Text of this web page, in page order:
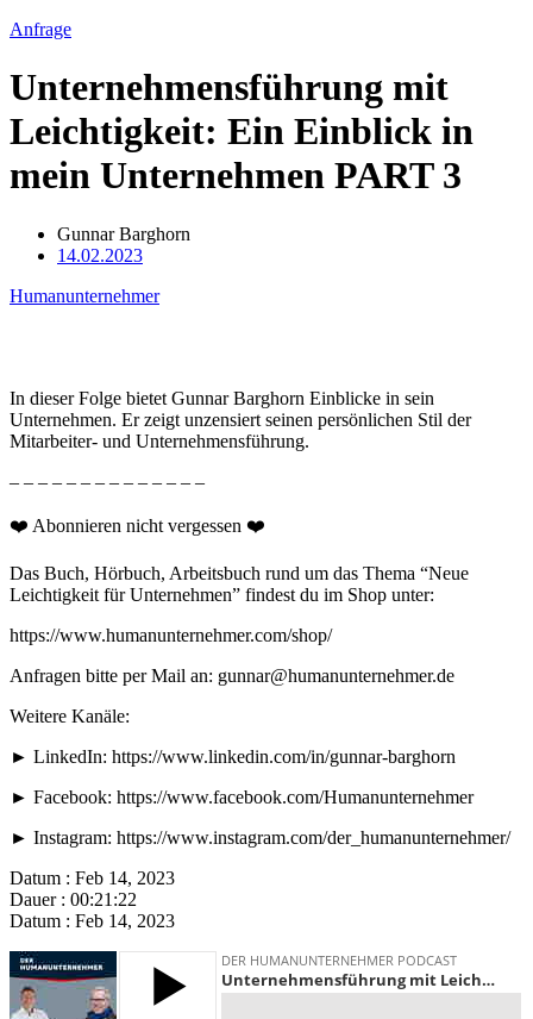
Anfrage
Unternehmensführung mit
Leichtigkeit: Ein Einblick in
mein Unternehmen PART 3
Gunnar Barghorn
14.02.2023
Humanunternehmer
In dieser Folge bietet Gunnar Barghorn Einblicke in sein
Unternehmen. Er zeigt unzensiert seinen persönlichen Stil der
Mitarbeiter- und Unternehmensführung.
– – – – – – – – – – – – – –
❤️ Abonnieren nicht vergessen ❤️
Das Buch, Hörbuch, Arbeitsbuch rund um das Thema “Neue
Leichtigkeit für Unternehmen” findest du im Shop unter:
https://www.humanunternehmer.com/shop/
Anfragen bitte per Mail an: gunnar@humanunternehmer.de
Weitere Kanäle:
► LinkedIn: https://www.linkedin.com/in/gunnar-barghorn
► Facebook: https://www.facebook.com/Humanunternehmer
► Instagram: https://www.instagram.com/der_humanunternehmer/
Datum : Feb 14, 2023
Dauer : 00:21:22
Datum : Feb 14, 2023